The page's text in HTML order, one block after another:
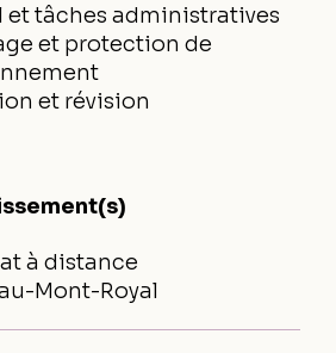
et tâches administratives
et protection de
et révision
à distance
Mont-Royal